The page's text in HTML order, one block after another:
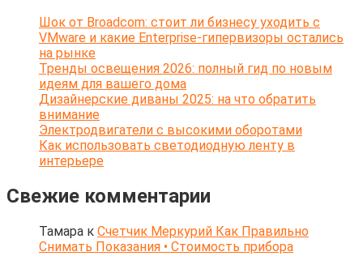
Шок от Broadcom: стоит ли бизнесу уходить с
VMware и какие Enterprise-гипервизоры остались
на рынке
Тренды освещения 2026: полный гид по новым
идеям для вашего дома
Дизайнерские диваны 2025: на что обратить
внимание
Электродвигатели с высокими оборотами
Как использовать светодиодную ленту в
интерьере
Свежие комментарии
Тамара к Счетчик Меркурий Как Правильно
Снимать Показания • Стоимость прибора